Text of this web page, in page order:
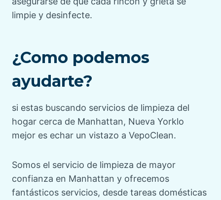
limpie y desinfecte.
¿Como podemos
ayudarte?
si estas buscando servicios de limpieza del
hogar cerca de Manhattan, Nueva Yorklo
mejor es echar un vistazo a VepoClean.
Somos el servicio de limpieza de mayor
confianza en Manhattan y ofrecemos
fantásticos servicios, desde tareas domésticas